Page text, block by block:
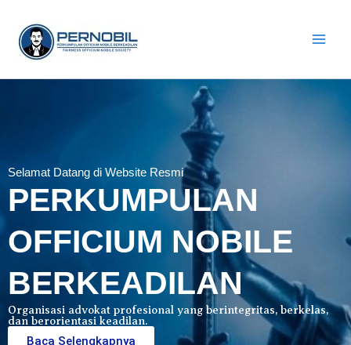
content
Selamat Datang di Website Resmi
PERKUMPULAN
OFFICIUM NOBILE
BERKEADILAN
Organisasi advokat profesional yang berintegritas, berkelas,
dan berorientasi keadilan.
Baca Selengkapnya